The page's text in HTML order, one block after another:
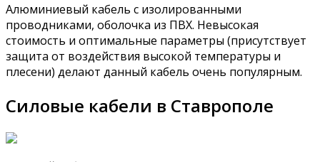
Алюминиевый кабель с изолированными
проводниками, оболочка из ПВХ. Невысокая
стоимость и оптимальные параметры (присутствует
защита от воздействия высокой температуры и
плесени) делают данный кабель очень популярным.
Силовые кабели в Ставрополе